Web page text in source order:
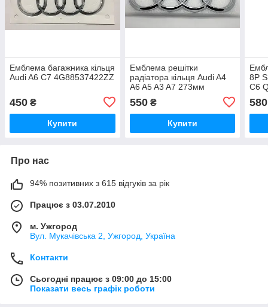
Емблема багажника кільця
Audi A6 C7 4G88537422ZZ
450 ₴
Купити
Емблема решітки
радіатора кільця Audi A4
A6 A5 A3 A7 273мм
550₴
Купити
8P
C6
580
Про нас
94% позитивних з 615 відгуків за рік
Працює з 03.07.2010
м. Ужгород
Вул. Мукачівська 2, Ужгород, Україна
Контакти
Сьогодні працює з 09:00 до 15:00
Показати весь графік роботи